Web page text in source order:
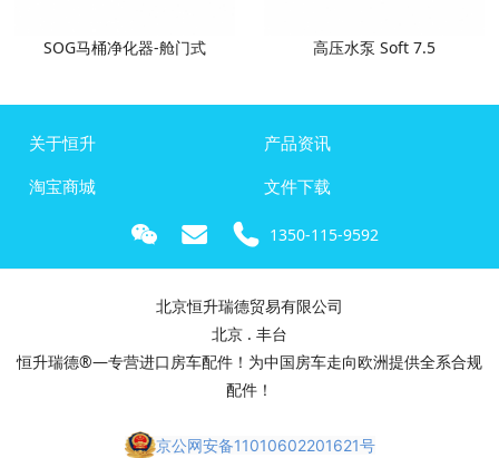
SOG马桶净化器-舱门式 高压水泵 Soft 7.5
关于恒升
产品资讯
淘宝商城
文件下载
1350-115-9592
北京恒升瑞德贸易有限公司
北京 . 丰台
恒升瑞德®—专营进口房车配件！为中国房车走向欧洲提供全系合规
配件！
京公网安备11010602201621号